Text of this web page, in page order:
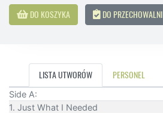
DO KOSZYKA DO PRZECHOWALNI
LISTA UTWORÓW PERSONEL
Side A:
1. Just What I Needed